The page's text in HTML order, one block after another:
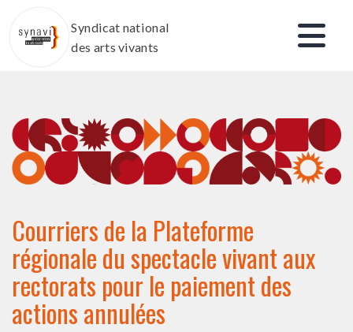
contenu
Syndicat national
des arts vivants
Courriers de la Plateforme
régionale du spectacle vivant aux
rectorats pour le paiement des
actions annulées